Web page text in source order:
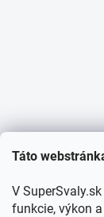
Táto
V
funkcie, výkon